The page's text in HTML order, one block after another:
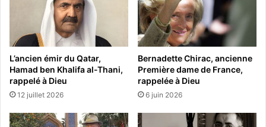
L’ancien émir du Qatar,
Hamad ben Khalifa al-Thani,
rappelé à Dieu
12 juillet 2026
Bernadette Chirac, ancienne
Première dame de France,
rappelée à Dieu
6 juin 2026